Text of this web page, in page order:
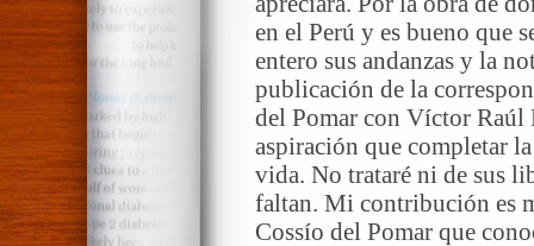
en el Perú y es bueno que
entero sus andanzas y la
publicación de la
del Pomar con Víctor Raúl
aspiración que completar
vida. No trataré ni de sus
faltan. Mi contribución es
Cossío del Pomar que